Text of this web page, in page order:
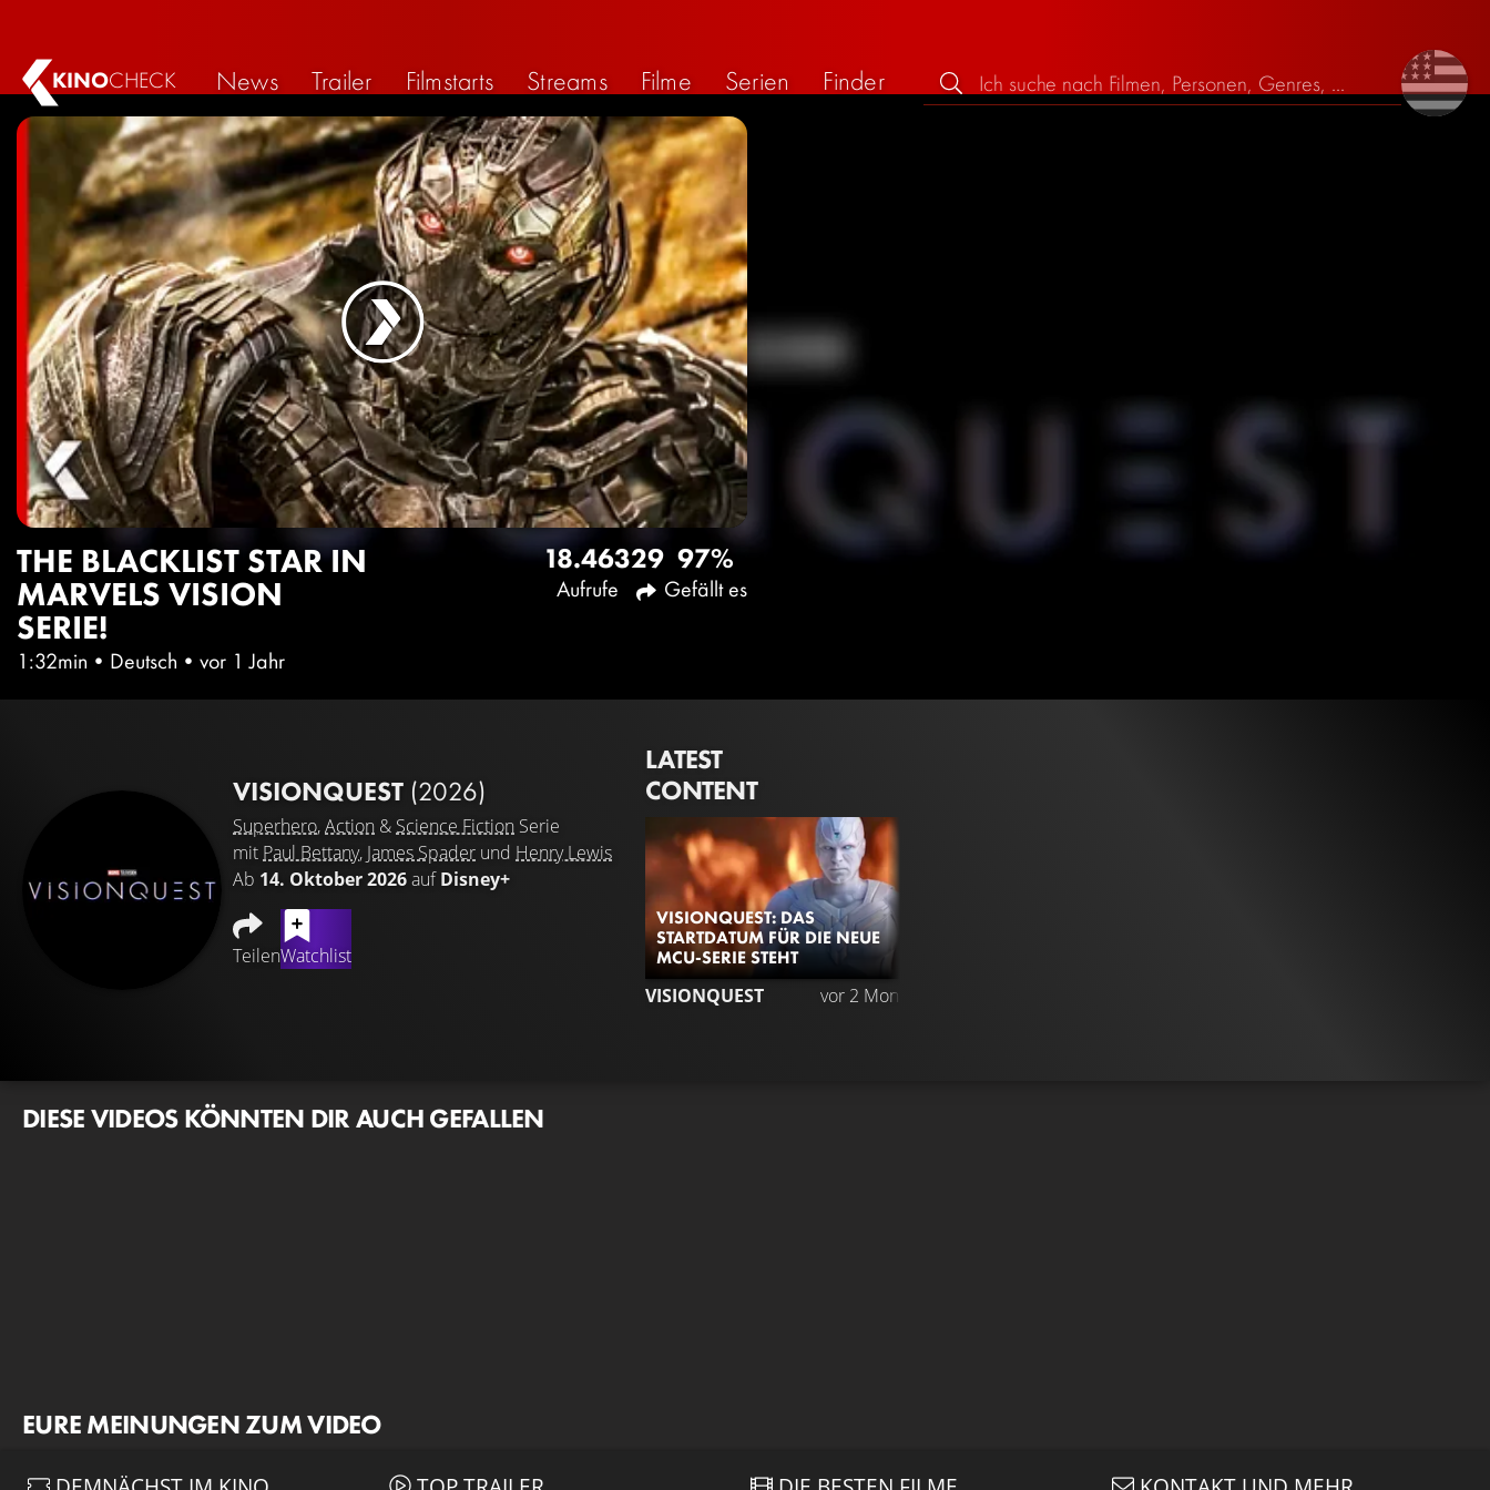
KINOCHECK News Trailer Filmstarts Streams Filme Serien Finder
THE BLACKLIST STAR IN
MARVELS VISION
SERIE!
1:32min • Deutsch • vor 1 Jahr
18.463
Aufrufe
29 97%
Gefällt es
VISIONQUEST (2026)
Superhero,Action & Science Fiction Serie
mit Paul Bettany, James Spader und Henry Lewis
Ab 14. Oktober 2026aufDisney+
TeilenWatchlist
LATEST
CONTENT
VISIONQUEST: DAS
STARTDATUM FÜR DIE NEUE
MCU-SERIE STEHT
VISIONQUEST vor 2 Monaten
DIESE VIDEOS KÖNNTEN DIR AUCH GEFALLEN
EURE MEINUNGEN ZUM VIDEO